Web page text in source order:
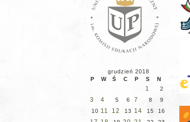
grudzień 2018
P
W Ś C P S N
1 2
3 4 5 6 7 8
9
10 11 12 13 14 15 16